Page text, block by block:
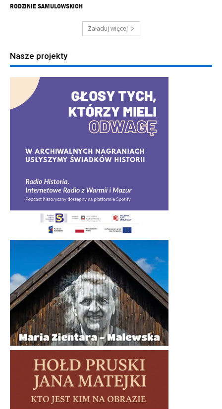
RODZINIE SAMULOWSKICH
Załaduj więcej
Nasze projekty